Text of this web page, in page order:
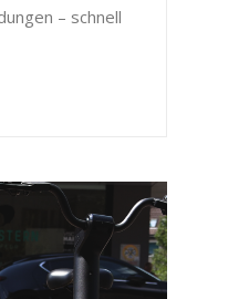
– schnell